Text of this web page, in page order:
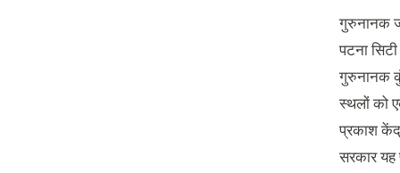
गुरुनानक
पटना
गुरुनानक
स्थलों को
प्रकाश
सरकार यह